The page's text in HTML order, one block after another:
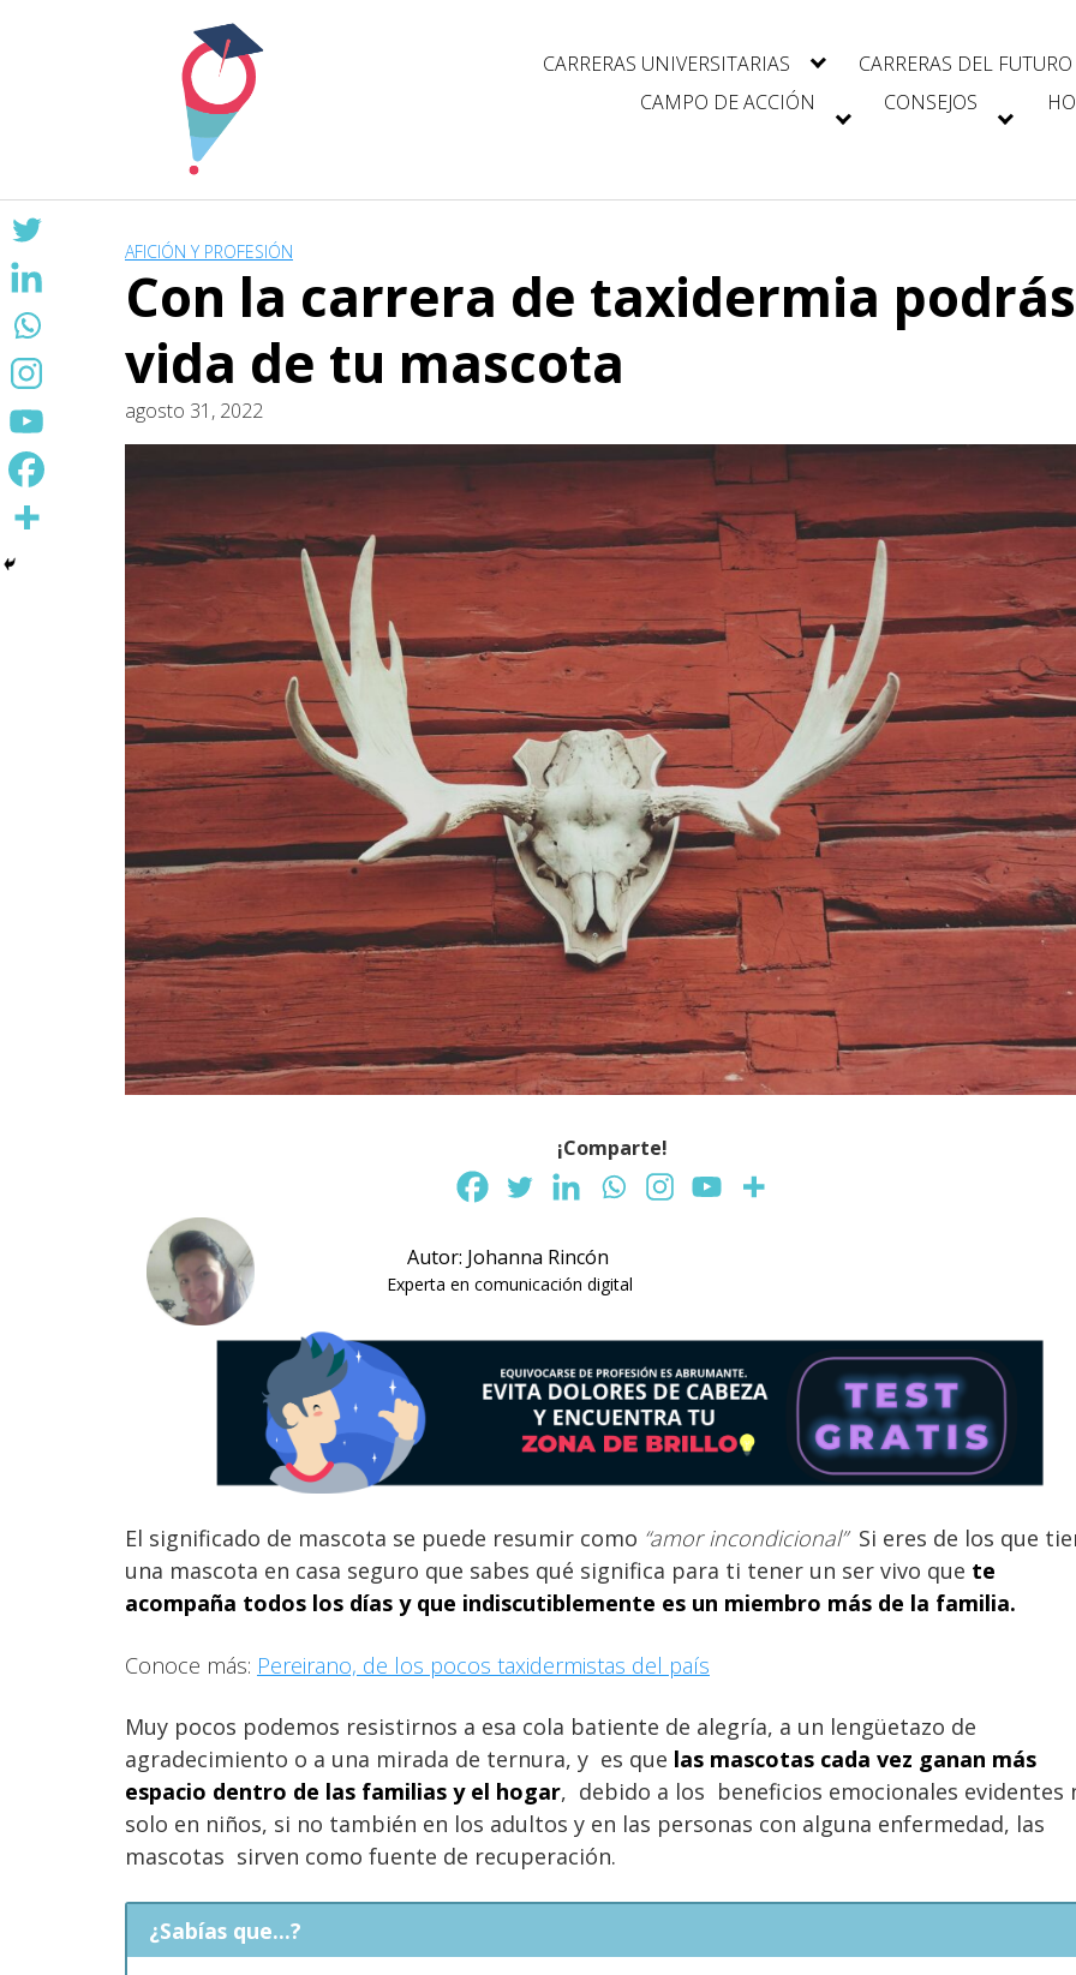
CARRERAS UNIVERSITARIAS
CARRERAS DEL FUTURO
CAMPO DE ACCIÓN
CONSEJOS
AFICIÓN Y PROFESIÓN
Con la carrera de taxidermia
vida de tu mascota
agosto 31, 2022
¡Comparte!
Autor: Johanna Rincón
Experta en comunicación digital
El significado de mascota se puede resumir como “amor incondicional”Si eres de los que
una mascota en casa seguro que sabes qué significa para ti tener un ser vivo que te
acompaña todos los días y que indiscutiblemente es un miembro más de la familia.
Conoce más: Pereirano, de los pocos taxidermistas del país
Muy pocos podemos resistirnos a esa cola batiente de alegría, a un lengüetazo de
agradecimiento o a una mirada de ternura, y es que las mascotas cada vez ganan más
espacio dentro de las familias y el hogar, debido a los beneficios emocionales evidentes
solo en niños, si no también en los adultos y en las personas con alguna enfermedad, las
mascotas sirven como fuente de recuperación.
¿Sabías que...?